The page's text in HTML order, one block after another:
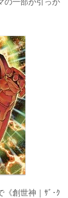
の一部が引っか
創世神｜ｻﾞ･ｸ